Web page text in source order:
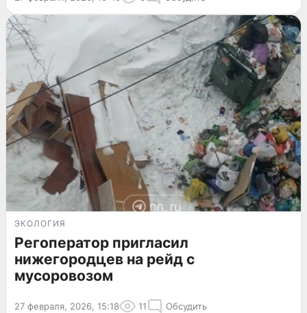
ЭКОЛОГИЯ
Регоператор пригласил
нижегородцев на рейд с
мусоровозом
27 февраля, 2026, 15:18 11 Обсудить